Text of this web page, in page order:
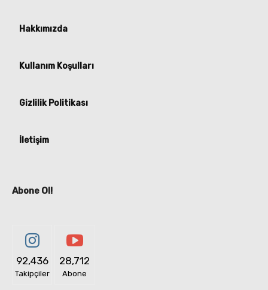
Hakkımızda
Kullanım Koşulları
Gizlilik Politikası
İletişim
Abone Ol!
92,436
Takipçiler
28,712
Abone